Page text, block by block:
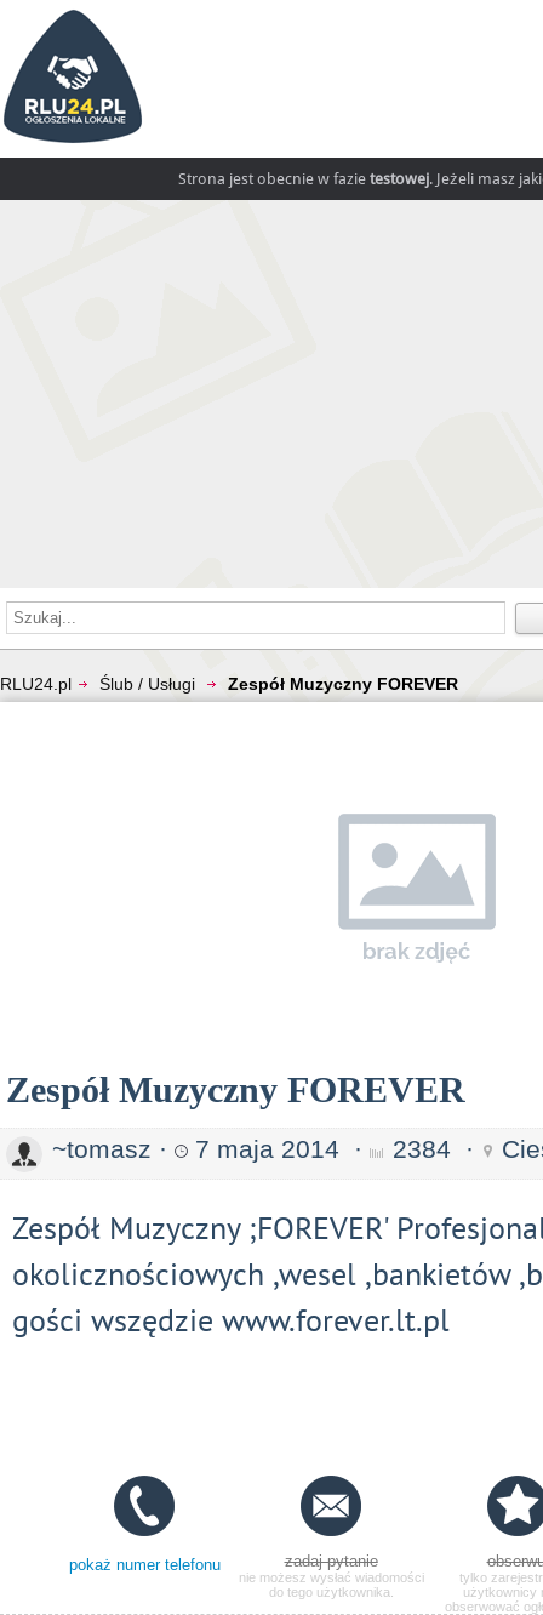
Strona jest obecnie w fazie testowej. Jeżeli masz
RLU24.pl Ślub / Usługi Zespół Muzyczny FOREVER
Zespół Muzyczny FOREVER
~tomasz · 7 maja 2014 · 2384 ·
Zespół Muzyczny ;FOREVER'
okolicznościowych ,wesel ,bankietów
gości wszędzie www.forever.lt.pl
pokaż numer telefonu zadaj pytanie
nie możesz wysłać wiadomości
do tego użytkownika.
tylko
użytkownicy
obserwować